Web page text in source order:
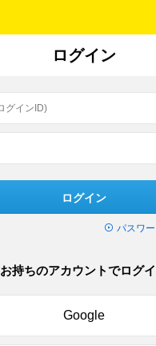
ログイン
ログイン
パスワ
お持ちのアカウントでログ
Google